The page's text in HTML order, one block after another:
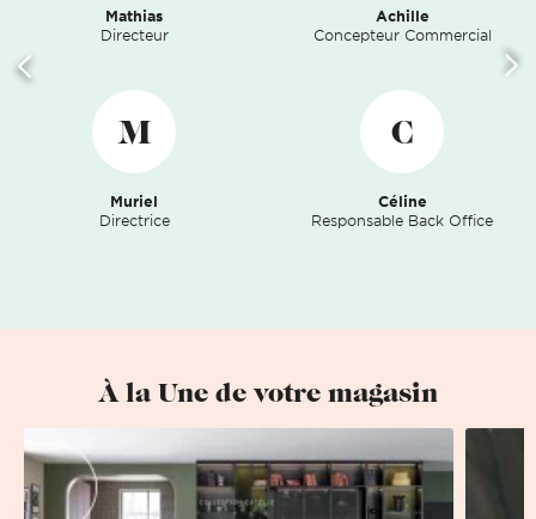
Mathias
Directeur
M
Muriel
Directrice
Achille
Concepteur Commercial
C
Céline
Responsable Back Office
À la Une de votre magasin